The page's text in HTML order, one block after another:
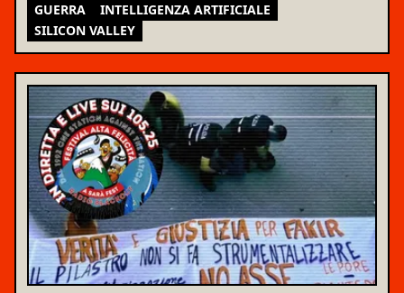
GUERRA
INTELLIGENZA ARTIFICIALE
SILICON VALLEY